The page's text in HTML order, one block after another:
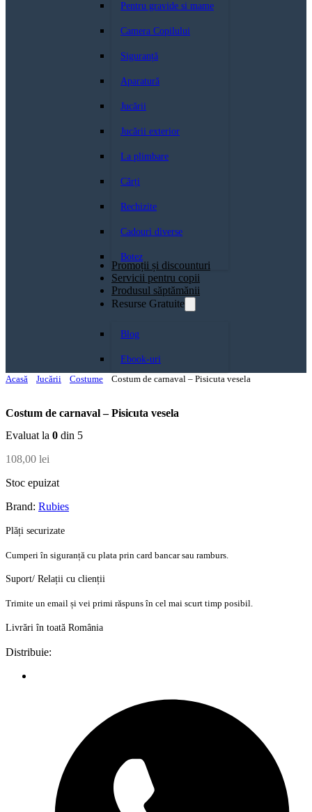
Pentru gravide si mame
Camera Copilului
Siguranță
Aparatură
Jucării
Jucării exterior
La plimbare
Cărți
Rechizite
Cadouri diverse
Botez
Promoții și discounturi
Servicii pentru copii
Produsul săptămănii
Resurse Gratuite
Blog
Ebook-uri
Acasă
Jucării Costume Costum de carnaval – Pisicuta vesela
Costum de carnaval – Pisicuta vesela
Evaluat la 0 din 5
108,00 lei
Stoc epuizat
Brand: Rubies
Plăți securizate
Cumperi în siguranță cu plata prin card bancar sau ramburs.
Suport/ Relații cu clienții
Trimite un email și vei primi răspuns în cel mai scurt timp posibil.
Livrări în toată România
Distribuie: